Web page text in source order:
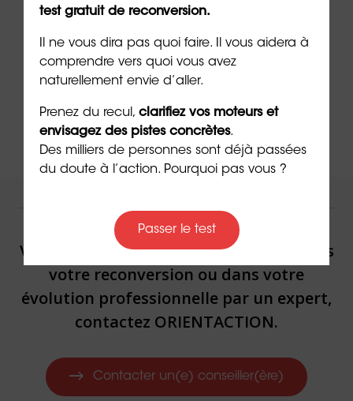
votreombre jungienne»
Passez aussile test des 10 valeurs Sens®
Découvrez nosformations
NOUS VOUS ACCOMPAGNONS !
Vous souhaitez être accompagné(e) dans
votre reconversion ou dans votre
évolution professionnelle par un expert,
contactez ORIENTACTION.
Contacter un(e) conseiller(ère)
test gratuit de reconversion.
Il ne vous dira pas quoi faire. Il vous aidera à
comprendre vers quoi vous avez
naturellement envie d’aller.
Prenez du recul, clarifiez vos moteurs et
envisagez des pistes concrètes.
Des milliers de personnes sont déjà passées
du doute à l’action. Pourquoi pas vous ?
Passer le test